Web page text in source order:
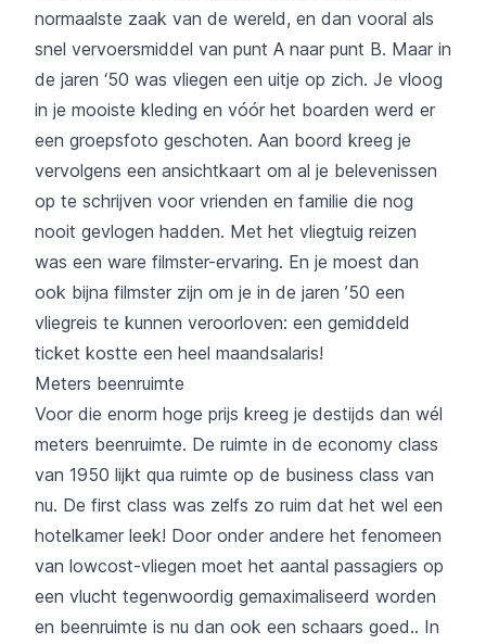
normaalste zaak van de wereld, en dan vooral als
snel vervoersmiddel van punt A naar punt B. Maar in
de jaren ‘50 was vliegen een uitje op zich. Je vloog
in je mooiste kleding en vóór het boarden werd er
een groepsfoto geschoten. Aan boord kreeg je
vervolgens een ansichtkaart om al je belevenissen
op te schrijven voor vrienden en familie die nog
nooit gevlogen hadden. Met het vliegtuig reizen
was een ware filmster-ervaring. En je moest dan
ook bijna filmster zijn om je in de jaren ’50 een
vliegreis te kunnen veroorloven: een gemiddeld
ticket kostte een heel maandsalaris!
Meters beenruimte
Voor die enorm hoge prijs kreeg je destijds dan wél
meters beenruimte. De ruimte in de economy class
van 1950 lijkt qua ruimte op de business class van
nu. De first class was zelfs zo ruim dat het wel een
hotelkamer leek! Door onder andere het fenomeen
van lowcost-vliegen moet het aantal passagiers op
een vlucht tegenwoordig gemaximaliseerd worden
en beenruimte is nu dan ook een schaars goed.. In